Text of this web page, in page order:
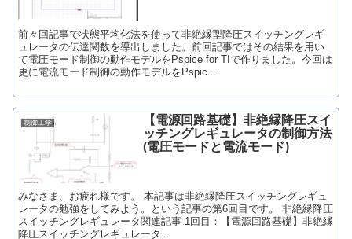
前々回記事で状態平均化法を使って非絶縁型降圧スイッチングレギ
ュレータの伝達関数を導出しました。前回記事ではその結果を用い
て電圧モード制御の動作モデルをPspice for TIで作りました。今回は
更に電流モード制御の動作モデルをPspic...
制御工学
【電源回路基礎】非絶縁降圧スイ
ッチングレギュレータの制御方法
(電圧モードと電流モード)
みなさま、お疲れ様です。 本記事は非絶縁降圧スイッチングレギュ
レータの勉強をしてみよう。という記事の第6回目です。 非絶縁降圧
スイッチングレギュレータ関連記事 1回目：【電源回路基礎】非絶縁
降圧スイッチングレギュレータ...